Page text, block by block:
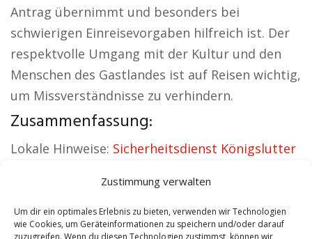
Zustimmung verwalten
Um dir ein optimales Erlebnis zu bieten, verwenden wir Technologien
wie Cookies, um Geräteinformationen zu speichern und/oder darauf
zuzugreifen. Wenn du diesen Technologien zustimmst, können wir
Antrag übernimmt und besonders bei
schwierigen Einreisevorgaben hilfreich ist. Der
respektvolle Umgang mit der Kultur und den
Menschen des Gastlandes ist auf Reisen wichtig,
um Missverständnisse zu verhindern.
Zusammenfassung:
Lokale Hinweise: Sicherheitsdienst Königslutter
Schamane Königslutter
Reisebüro Königslutter|Versicherung
Königslutter